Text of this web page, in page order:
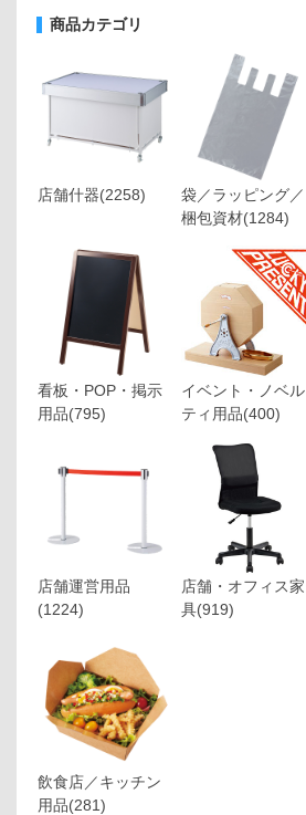
商品カテゴリ
店舗什器(2258)
袋／ラッピング／
梱包資材(1284)
看板・POP・掲示
用品(795)
イベント・ノベル
ティ用品(400)
店舗運営用品
(1224)
店舗・オフィス家
具(919)
飲食店／キッチン
用品(281)